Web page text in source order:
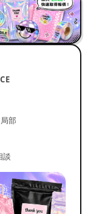
部
談